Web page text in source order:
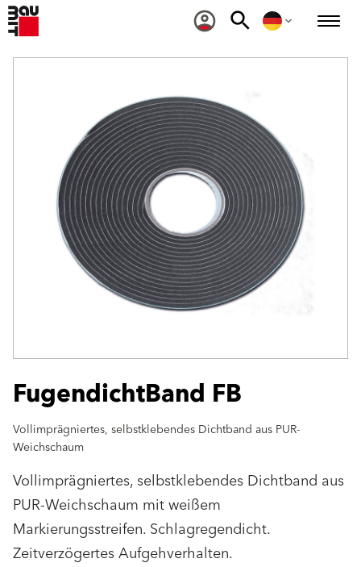
FugendichtBand FB
Vollimprägniertes, selbstklebendes Dichtband aus PUR-
Weichschaum
Vollimprägniertes, selbstklebendes Dichtband aus
PUR-Weichschaum mit weißem
Markierungsstreifen. Schlagregendicht.
Zeitverzögertes Aufgehverhalten.